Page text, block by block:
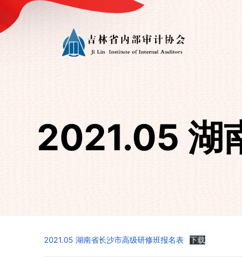
2021.05 湖
2021.05 湖南省长沙市高级研修班报名表 下载